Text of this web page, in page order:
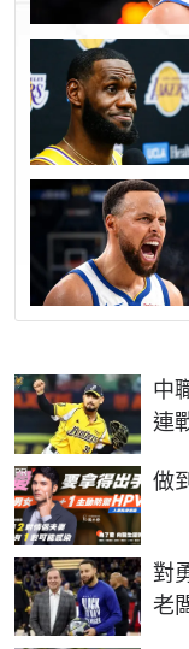
中
連
做
PR
對
老